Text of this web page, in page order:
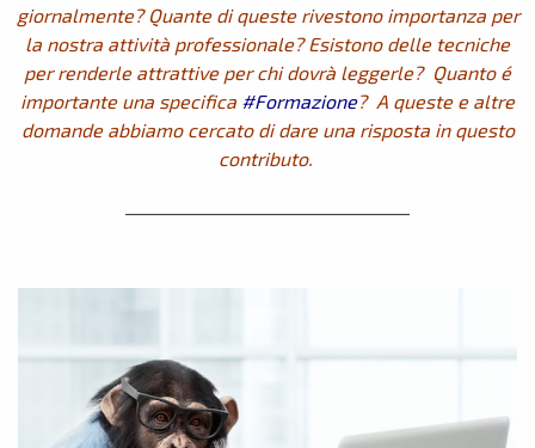
giornalmente? Quante di queste rivestono importanza per
la nostra attività professionale? Esistono delle tecniche
per renderle attrattive per chi dovrà leggerle? Quanto é
importante una specifica #Formazione? A queste e altre
domande abbiamo cercato di dare una risposta in questo
contributo.